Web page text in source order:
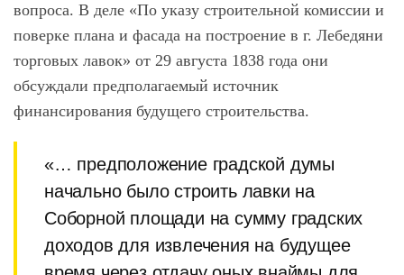
вопроса. В деле «По указу строительной комиссии и
поверке плана и фасада на построение в г. Лебедяни
торговых лавок» от 29 августа 1838 года они
обсуждали предполагаемый источник
финансирования будущего строительства.
«… предположение градской думы
начально было строить лавки на
Соборной площади на сумму градских
доходов для извлечения на будущее